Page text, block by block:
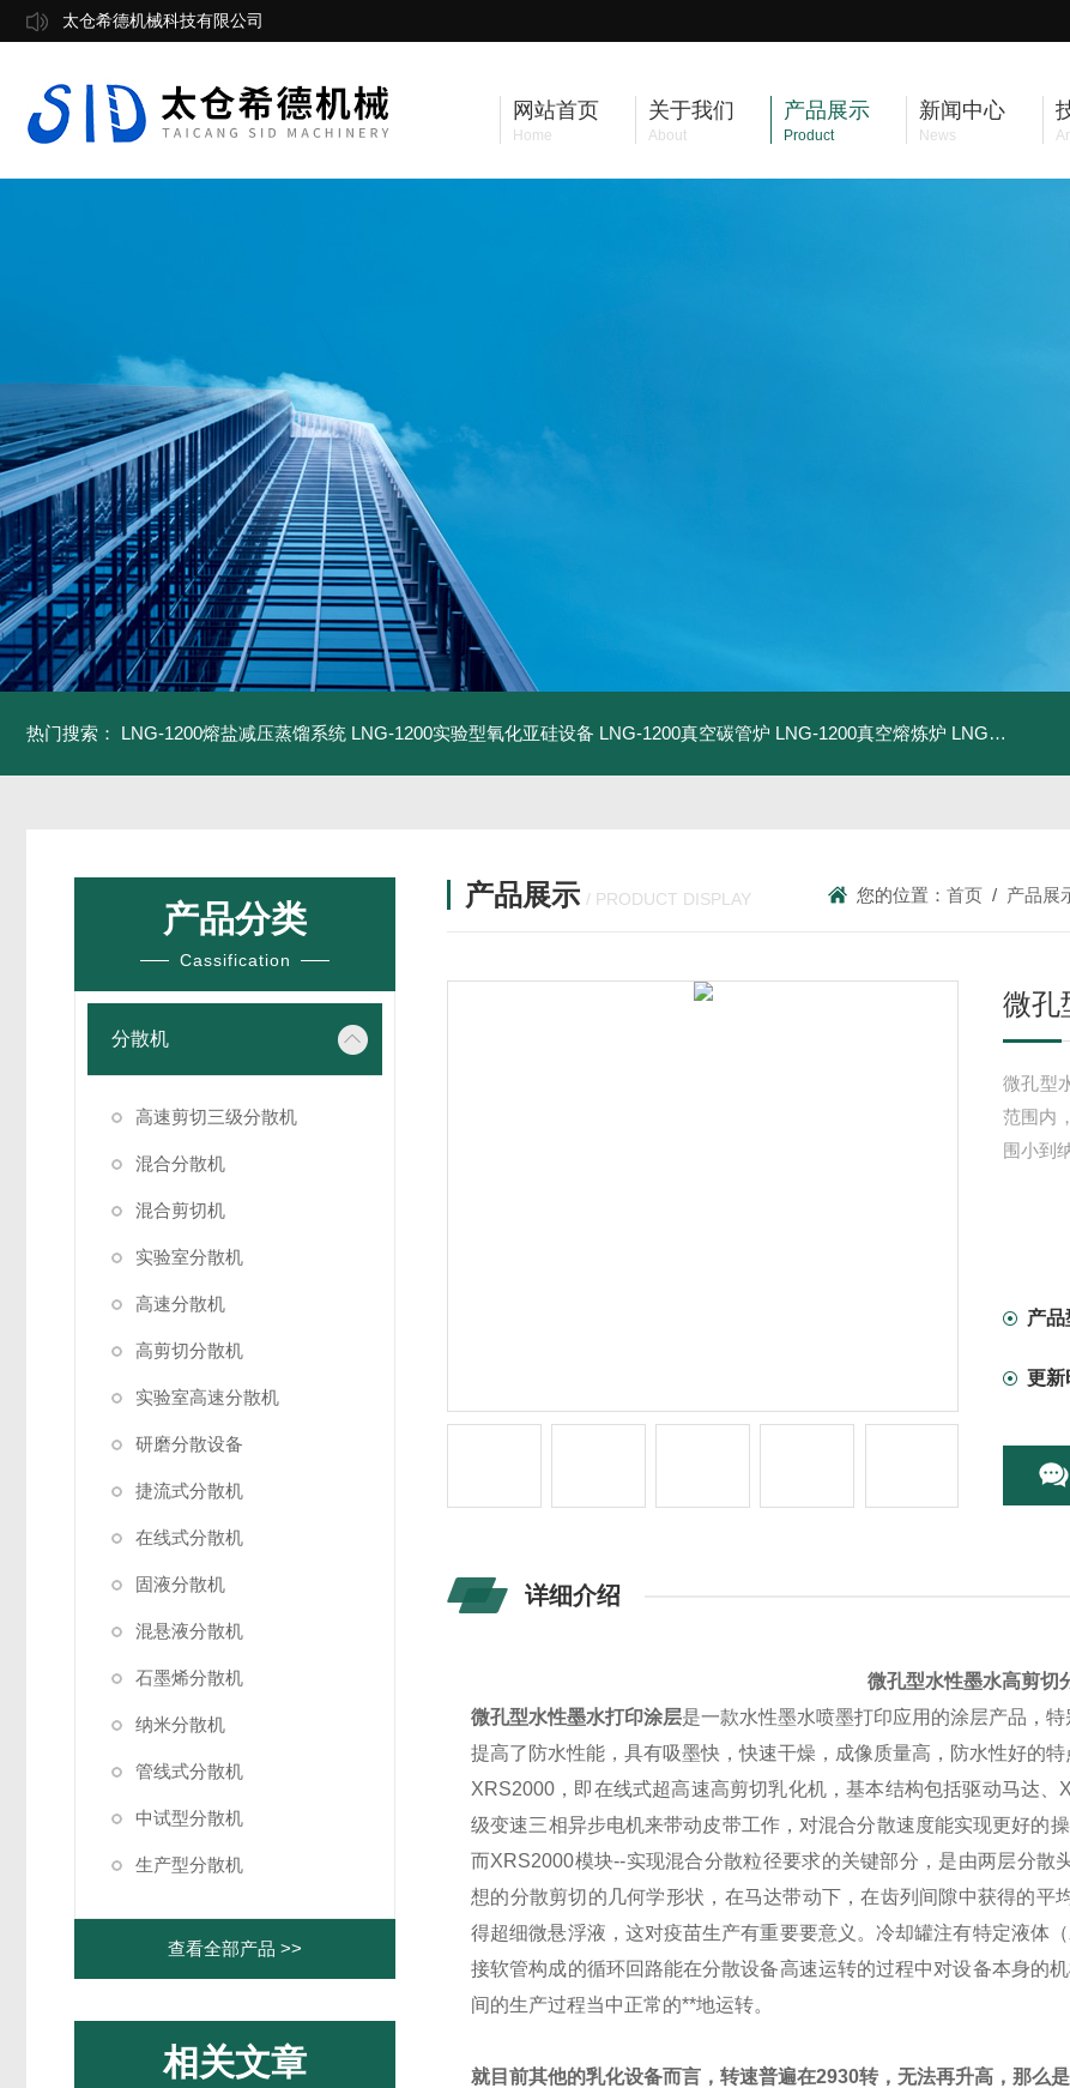
太仓希德机械科技有限公司
网站首页
Home
关于我们
About
产品展示
Product
新闻中心
News
热门搜索： LNG-1200熔盐减压蒸馏系统 LNG-1200实验型氧化亚硅设备 LNG-1200真空碳管炉 LNG-1200真空熔炼炉 LNG-1200真空热压炉
产品分类
Cassification
分散机
高速剪切三级分散机
混合分散机
混合剪切机
实验室分散机
高速分散机
高剪切分散机
实验室高速分散机
研磨分散设备
捷流式分散机
在线式分散机
固液分散机
混悬液分散机
石墨烯分散机
纳米分散机
管线式分散机
中试型分散机
生产型分散机
查看全部产品 >>
相关文章
产品展示 / PRODUCT DISPLAY 您的位置：首页 / 产品展
微孔
微孔型
范围内
围小到
产品
更新
详细介绍
微孔型水性墨水高剪切
微孔型水性墨水打印涂层是一款水性墨水喷墨打印应用的涂层产品，
提高了防水性能，具有吸墨快，快速干燥，成像质量高，防水性好的特
XRS2000，即在线式超高速高剪切乳化机，基本结构包括驱动马达
级变速三相异步电机来带动皮带工作，对混合分散速度能实现更好的
而XRS2000模块--实现混合分散粒径要求的关键部分，是由两层分散
想的分散剪切的几何学形状，在马达带动下，在齿列间隙中获得的平
得超细微悬浮液，这对疫苗生产有重要要意义。冷却罐注有特定液体
接软管构成的循环回路能在分散设备高速运转的过程中对设备本身的
间的生产过程当中正常的**地运转。
就目前其他的乳化设备而言，转速普遍在2930转，无法再升高，那么